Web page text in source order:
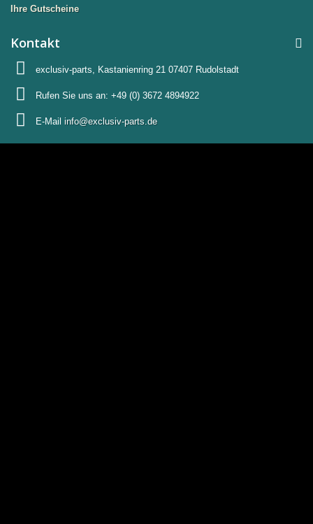
Ihre Gutscheine
Kontakt
exclusiv-parts, Kastanienring 21 07407 Rudolstadt
Rufen Sie uns an: +49 (0) 3672 4894922
E-Mail info@exclusiv-parts.de